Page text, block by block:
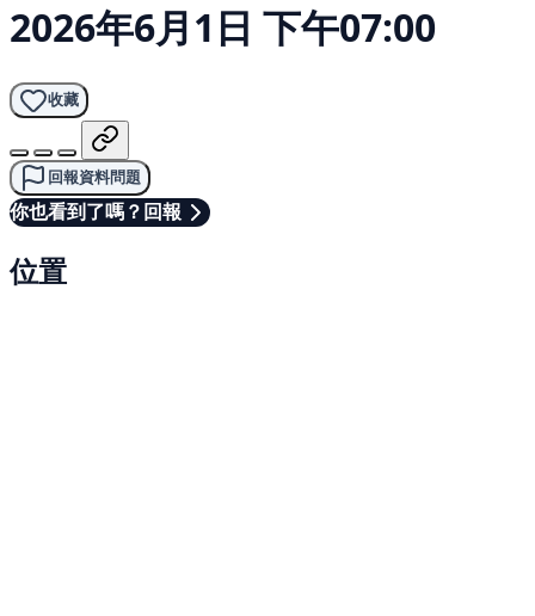
2026年6月1日 下午07:00
收藏
回報資料問題
你也看到了嗎？回報
位置